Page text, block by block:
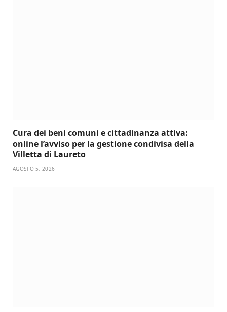
Cura dei beni comuni e cittadinanza attiva:
online l’avviso per la gestione condivisa della
Villetta di Laureto
AGOSTO 5, 2026